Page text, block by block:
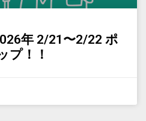
年 2/21〜2/22 ポ
プ！！